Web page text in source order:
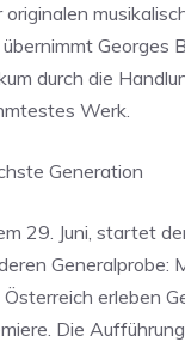
Georges
durch die
Werk.
Generation
29. Juni, startet
Generalprobe:
erleben
Die